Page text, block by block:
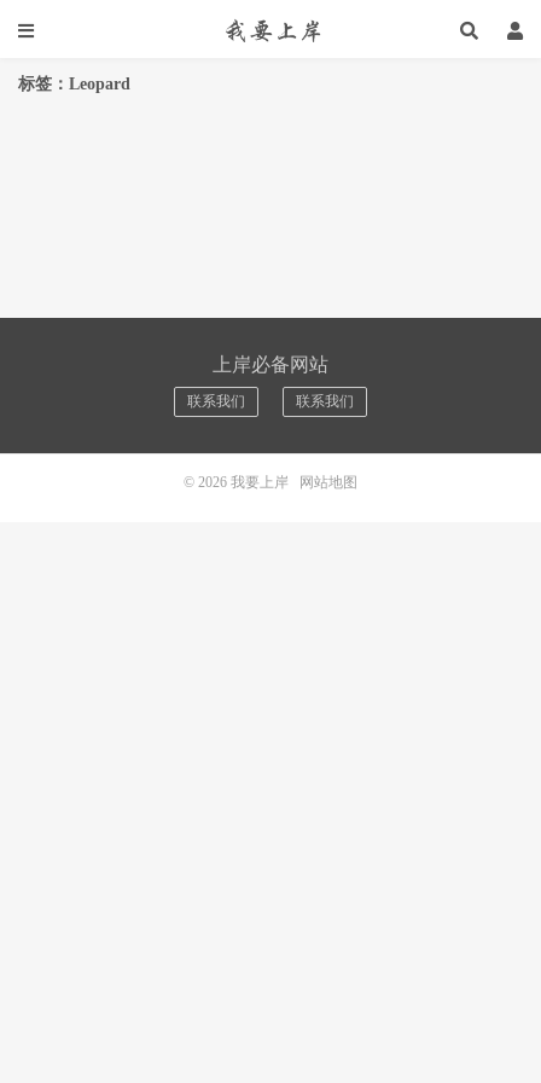
标签：Leopard
上岸必备网站
联系我们 联系我们
© 2026 我要上岸 网站地图